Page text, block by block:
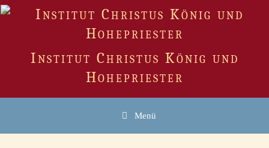
Zum
Institut Christus König und
Hohepriester
Menü